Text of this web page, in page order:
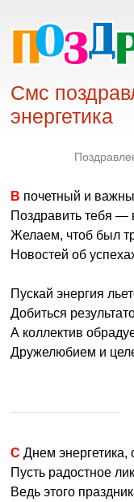
Смс
энергетика
В почетный и
Поздравить тебя —
Желаем, чтоб был
Новостей об
Пускай энергия
Добиться
А коллектив
Дружелюбием и
С Днем
Пусть радостное
Ведь этого